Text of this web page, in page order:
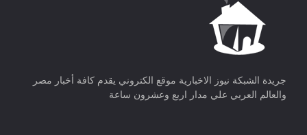
جريدة الشبكة نيوز الاخبارية موقع الكتروني يقدم كافة أخبار مصر
والعالم العربي علي مدار اربع وعشرون ساعة